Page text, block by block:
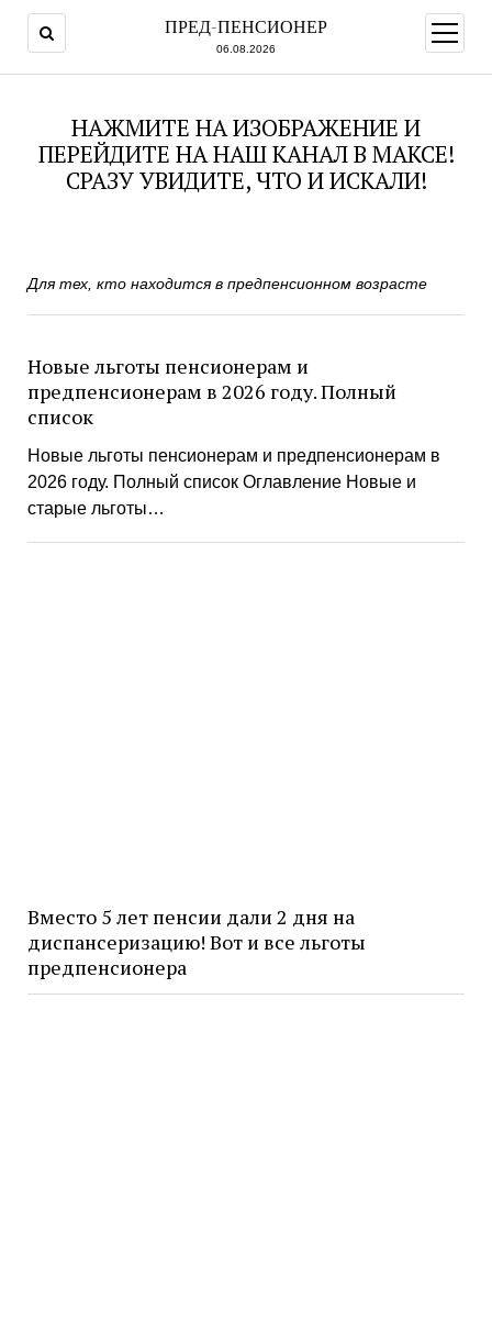
ПРЕД-ПЕНСИОНЕР
06.08.2026
меню
НАЖМИТЕ НА ИЗОБРАЖЕНИЕ И
ПЕРЕЙДИТЕ НА НАШ КАНАЛ В МАКСЕ!
СРАЗУ УВИДИТЕ, ЧТО И ИСКАЛИ!
Для тех, кто находится в предпенсионном возрасте
Новые льготы пенсионерам и
предпенсионерам в 2026 году. Полный
список
Новые льготы пенсионерам и предпенсионерам в
2026 году. Полный список Оглавление Новые и
старые льготы…
Вместо 5 лет пенсии дали 2 дня на
диспансеризацию! Вот и все льготы
предпенсионера